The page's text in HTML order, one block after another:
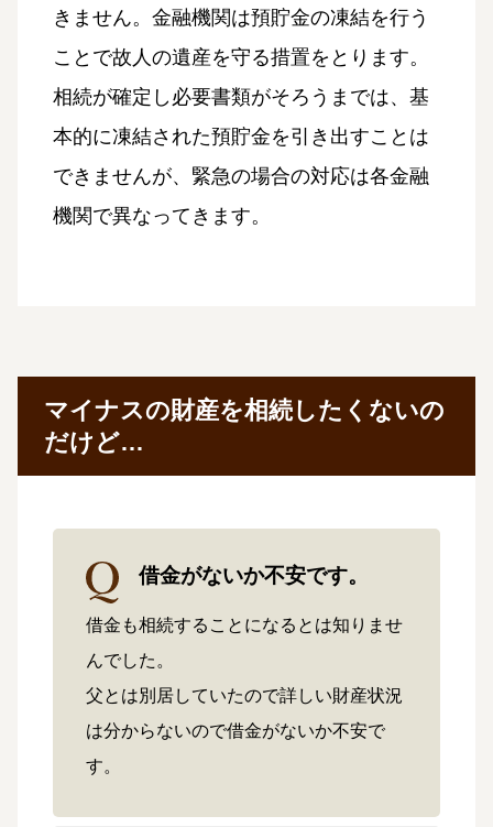
きません。金融機関は預貯金の凍結を行う
ことで故人の遺産を守る措置をとります。
相続が確定し必要書類がそろうまでは、基
本的に凍結された預貯金を引き出すことは
できませんが、緊急の場合の対応は各金融
機関で異なってきます。
マイナスの財産を相続したくないの
だけど…
借金がないか不安です。
借金も相続することになるとは知りませ
んでした。
父とは別居していたので詳しい財産状況
は分からないので借金がないか不安で
す。